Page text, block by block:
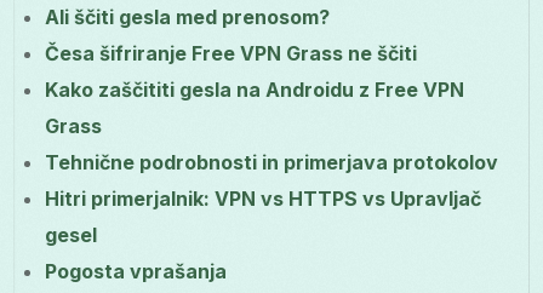
Ali ščiti gesla med prenosom?
Česa šifriranje Free VPN Grass ne ščiti
Kako zaščititi gesla na Androidu z Free VPN
Grass
Tehnične podrobnosti in primerjava protokolov
Hitri primerjalnik: VPN vs HTTPS vs Upravljač
gesel
Pogosta vprašanja